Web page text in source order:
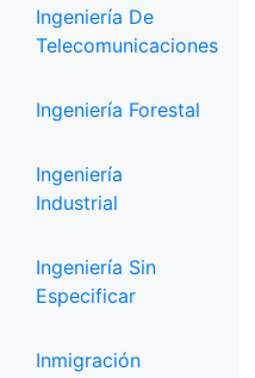
Ingeniería De
Telecomunicaciones
Ingeniería Forestal
Ingeniería
Industrial
Ingeniería Sin
Especificar
Inmigración